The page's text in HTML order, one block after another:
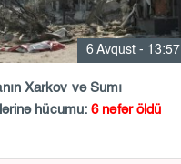
6 Avqust - 13:57
Xarkov və Sumı
hücumu:6 nəfər öldü